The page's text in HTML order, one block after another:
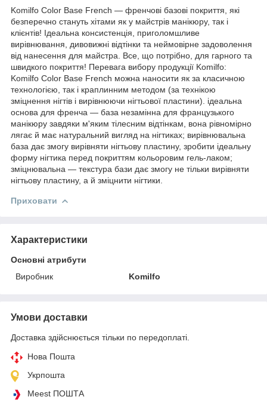
Komilfo Color Base French — френчові базові покриття, які
безперечно стануть хітами як у майстрів манікюру, так і
клієнтів! Ідеальна консистенція, приголомшливе
вирівнювання, дивовижні відтінки та неймовірне задоволення
від нанесення для майстра. Все, що потрібно, для гарного та
швидкого покриття! Перевага вибору продукції Komilfo:
Komilfo Color Base French можна наносити як за класичною
технологією, так і краплинним методом (за технікою
зміцнення нігтів і вирівнюючи нігтьової пластини). ідеальна
основа для френча — база незамінна для французького
манікюру завдяки м'яким тілесним відтінкам, вона рівномірно
лягає й має натуральний вигляд на нігтиках; вирівнювальна
база дає змогу вирівняти нігтьову пластину, зробити ідеальну
форму нігтика перед покриттям кольоровим гель-лаком;
зміцнювальна — текстура бази дає змогу не тільки вирівняти
нігтьову пластину, а й зміцнити нігтики.
Приховати
Характеристики
Основні атрибути
Виробник
Komilfo
Умови доставки
Доставка здійснюється тільки по передоплаті.
Нова Пошта
Укрпошта
Meest ПОШТА